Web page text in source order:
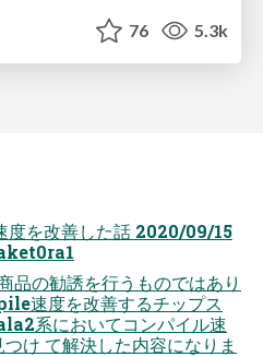
76 5.3k
度を改善した話 2020/09/15
の勧誘を行うものではあり
速度を改善するチップス
系においてコンパイル速
け て解決した内容になりま